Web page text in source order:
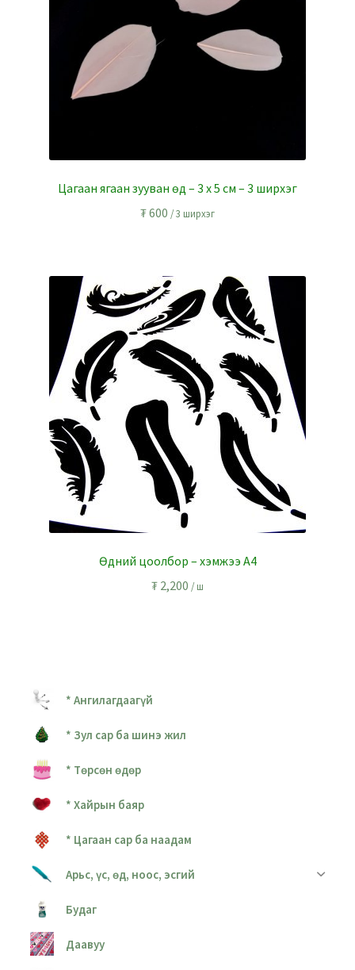
Цагаан ягаан зууван өд – 3 x 5 см – 3 ширхэг
₮600 / 3 ширхэг
Өдний цоолбор – хэмжээ А4
₮ 2,200 / ш
* Ангилагдаагүй
* Зул сар ба шинэ жил
* Төрсөн өдөр
* Хайрын баяр
* Цагаан сар ба наадам
Арьс, үс, өд, ноос, эсгий
Будаг
Даавуу